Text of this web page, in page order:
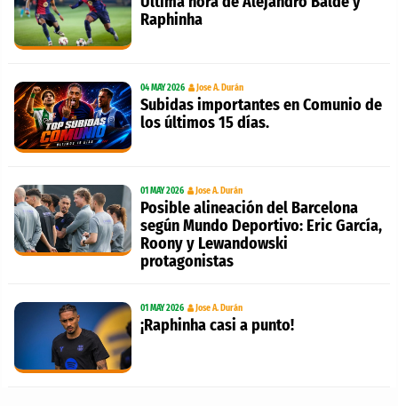
Raphinha
04 MAY 2026 Jose A. Durán
Subidas importantes en Comunio de
los últimos 15 días.
01 MAY 2026 Jose A. Durán
Posible alineación del Barcelona
según Mundo Deportivo: Eric García,
Roony y Lewandowski
protagonistas
01 MAY 2026 Jose A. Durán
¡Raphinha casi a punto!